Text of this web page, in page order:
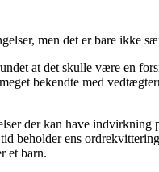
men det er bare ikke
at det skulle være en
bekendte med
der kan have indvirkning
beholder ens
et barn.